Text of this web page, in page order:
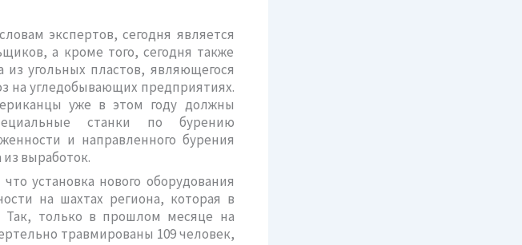
экспертов, сегодня является
а кроме того, сегодня также
угольных пластов, являющегося
на угледобывающих предприятиях.
уже в этом году должны
станки по бурению
и направленного бурения
выработок.
установка нового оборудования
на шахтах региона, которая в
Так, только в прошлом месяце на
травмированы 109 человек,